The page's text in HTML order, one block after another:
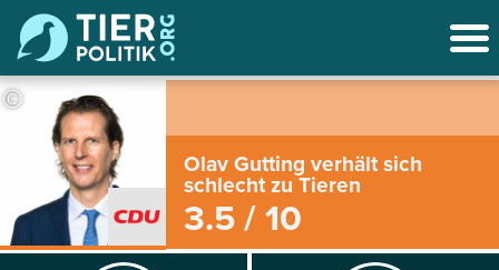
©
Olav Gutting verhält sich
schlecht zu Tieren
3.5 / 10